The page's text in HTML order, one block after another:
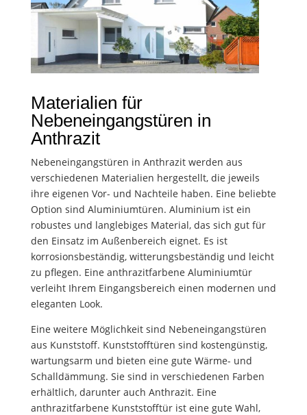
Materialien für
Nebeneingangstüren in
Anthrazit
Nebeneingangstüren in Anthrazit werden aus
verschiedenen Materialien hergestellt, die jeweils
ihre eigenen Vor- und Nachteile haben. Eine beliebte
Option sind Aluminiumtüren. Aluminium ist ein
robustes und langlebiges Material, das sich gut für
den Einsatz im Außenbereich eignet. Es ist
korrosionsbeständig, witterungsbeständig und leicht
zu pflegen. Eine anthrazitfarbene Aluminiumtür
verleiht Ihrem Eingangsbereich einen modernen und
eleganten Look.
Eine weitere Möglichkeit sind Nebeneingangstüren
aus Kunststoff. Kunststofftüren sind kostengünstig,
wartungsarm und bieten eine gute Wärme- und
Schalldämmung. Sie sind in verschiedenen Farben
erhältlich, darunter auch Anthrazit. Eine
anthrazitfarbene Kunststofftür ist eine gute Wahl,